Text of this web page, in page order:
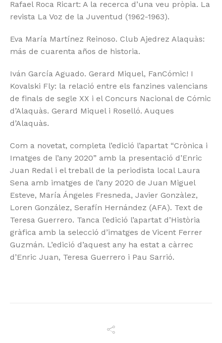
Rafael Roca Ricart: A la recerca d’una veu pròpia. La
revista La Voz de la Juventud (1962-1963).
Eva María Martínez Reinoso. Club Ajedrez Alaquàs:
más de cuarenta años de historia.
Iván García Aguado. Gerard Miquel, FanCómic! I
Kovalski Fly: la relació entre els fanzines valencians
de finals de segle XX i el Concurs Nacional de Cómic
d’Alaquàs. Gerard Miquel i Roselló. Auques
d’Alaquàs.
Com a novetat, completa l’edició l’apartat “Crònica i
Imatges de l’any 2020” amb la presentació d’Enric
Juan Redal i el treball de la periodista local Laura
Sena amb imatges de l’any 2020 de Juan Miguel
Esteve, María Ángeles Fresneda, Javier Gonzàlez,
Loren González, Serafín Hernández (AFA). Text de
Teresa Guerrero. Tanca l’edició l’apartat d’Història
gràfica amb la selecció d’imatges de Vicent Ferrer
Guzmán. L’edició d’aquest any ha estat a càrrec
d’Enric Juan, Teresa Guerrero i Pau Sarrió.